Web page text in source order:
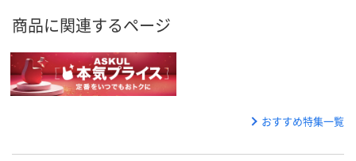
商品に関連するページ
おすすめ特集一覧